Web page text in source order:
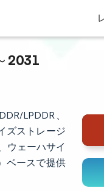
2031
LPDDR、
ズストレージ
ウェーハサイ
ベースで提供